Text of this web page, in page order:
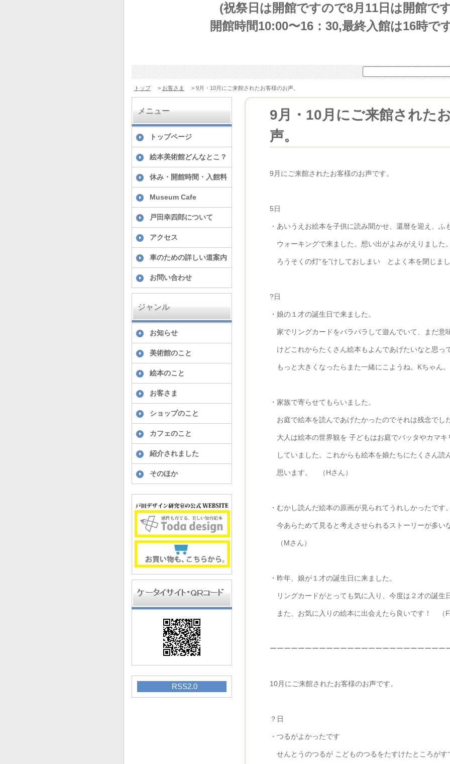
(祝祭日は開館ですので8月11日は開館で
開館時間10:00〜16：30,最終入館は16時で
トップ > お客さま > 9月・10月にご来館されたお客様のお声。
メニュー
トップページ
絵本美術館どんなとこ？
休み・開館時間・入館料
Museum Cafe
戸田幸四郎について
アクセス
車のための詳しい道案内
お問い合わせ
ジャンル
お知らせ
美術館のこと
絵本のこと
お客さま
ショップのこと
カフェのこと
紹介されました
そのほか
RSS2.0
9月・10月にご来館された
声。
9月にご来館されたお客様のお声です。
5日
・あいうえお絵本を子供に読み聞かせ、還暦を迎え、ふ
ウォーキングで来ました。想い出がよみがえりました
ろうそくの灯“を”けしておしまい とよく本を閉じま
?日
・娘の１才の誕生日で来ました。
家でリングカードをパラパラして遊んでいて、まだ意
けどこれからたくさん絵本もよんであげたいなと思っ
もっと大きくなったらまた一緒にこようね。Kちゃん。
・家族で寄らせてもらいました。
お庭で絵本を読んであげたかったのでそれは残念でし
大人は絵本の世界観を 子どもはお庭でバッタやカマキ
していました。これからも絵本を娘たちにたくさん読
思います。 （Hさん）
・むかし読んだ絵本の原画が見られてうれしかったです
今あらためて見ると考えさせられるストーリーが多い
（Mさん）
・昨年、娘が１才の誕生日に来ました。
リングカードがとっても気に入り、今度は２才の誕生
また、お気に入りの絵本に出会えたら良いです！ （
ーーーーーーーーーーーーーーーーーーーーーーーーー
10月にご来館されたお客様のお声です。
？日
・つるがよかったです
せんとうのつるが こどものつるをたすけたところがす